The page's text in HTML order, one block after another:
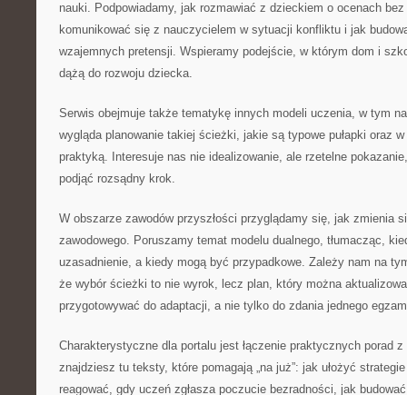
nauki. Podpowiadamy, jak rozmawiać z dzieckiem o ocenach bez
komunikować się z nauczycielem w sytuacji konfliktu i jak
wzajemnych pretensji. Wspieramy podejście, w którym dom i
dążą do rozwoju dziecka.
Serwis obejmuje także tematykę innych modeli uczenia, w tym
wygląda planowanie takiej ścieżki, jakie są typowe pułapki oraz
praktyką. Interesuje nas nie idealizowanie, ale rzetelne
podjąć rozsądny krok.
W obszarze zawodów przyszłości przyglądamy się, jak zmienia
zawodowego. Poruszamy temat modelu dualnego, tłumacząc,
uzasadnienie, a kiedy mogą być przypadkowe. Zależy nam na
że wybór ścieżki to nie wyrok, lecz plan, który można
przygotowywać do adaptacji, a nie tylko do zdania jednego
Charakterystyczne dla portalu jest łączenie praktycznych porad
znajdziesz tu teksty, które pomagają „na już”: jak ułożyć
reagować, gdy uczeń zgłasza poczucie bezradności, jak